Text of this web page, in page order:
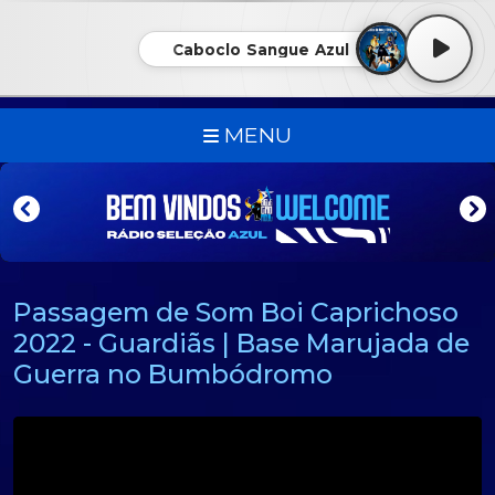
Caboclo Sangue Azul
MENU
Passagem de Som Boi Caprichoso
2022 - Guardiãs | Base Marujada de
Guerra no Bumbódromo